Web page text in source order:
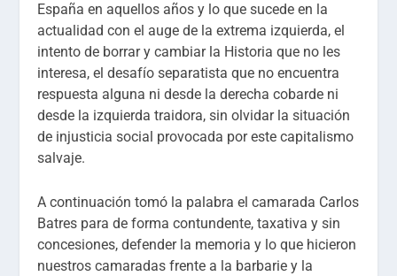
España en aquellos años y lo que sucede en la
actualidad con el auge de la extrema izquierda, el
intento de borrar y cambiar la Historia que no les
interesa, el desafío separatista que no encuentra
respuesta alguna ni desde la derecha cobarde ni
desde la izquierda traidora, sin olvidar la situación
de injusticia social provocada por este capitalismo
salvaje.
A continuación tomó la palabra el camarada Carlos
Batres para de forma contundente, taxativa y sin
concesiones, defender la memoria y lo que hicieron
nuestros camaradas frente a la barbarie y la